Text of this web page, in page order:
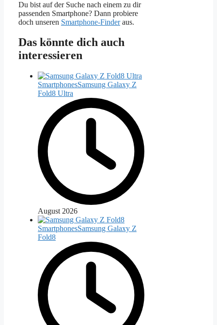
Du bist auf der Suche nach einem zu dir
passenden Smartphone? Dann probiere
doch unseren Smartphone-Finderaus.
Das könnte dich auch
interessieren
SmartphonesSamsung Galaxy Z
Fold8 Ultra
August 2026
SmartphonesSamsung Galaxy Z
Fold8